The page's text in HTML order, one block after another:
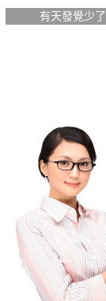
有天發覺少